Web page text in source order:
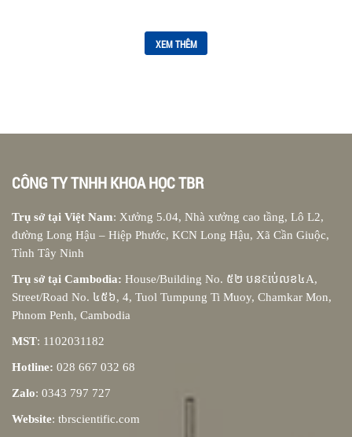
XEM THÊM
CÔNG TY TNHH KHOA HỌC TBR
Trụ sở tại Việt Nam: Xưởng 5.04, Nhà xưởng cao tầng, Lô L2,
đường Long Hậu – Hiệp Phước, KCN Long Hậu, Xã Cần Giuộc,
Tỉnh Tây Ninh
Trụ sở tại Cambodia: House/Building No. ៥២ បនƐប់េលខ៤A,
Street/Road No. ៤៥៦, 4, Tuol Tumpung Ti Muoy, Chamkar Mon,
Phnom Penh, Cambodia
MST: 1102031182
Hotline: 028 667 032 68
Zalo: 0343 797 727
Website: tbrscientific.com